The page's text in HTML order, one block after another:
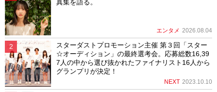
真集を語る。
エンタメ 2026.08.04
スターダストプロモーション主催 第３回「スター
☆オーディション」の最終選考会。応募総数16,39
7人の中から選び抜かれたファイナリスト16人から
グランプリが決定！
NEXT 2023.10.10